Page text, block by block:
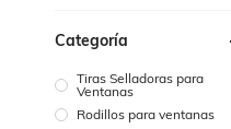
Categoría
Tiras Selladoras para
Ventanas
Rodillos para ventanas